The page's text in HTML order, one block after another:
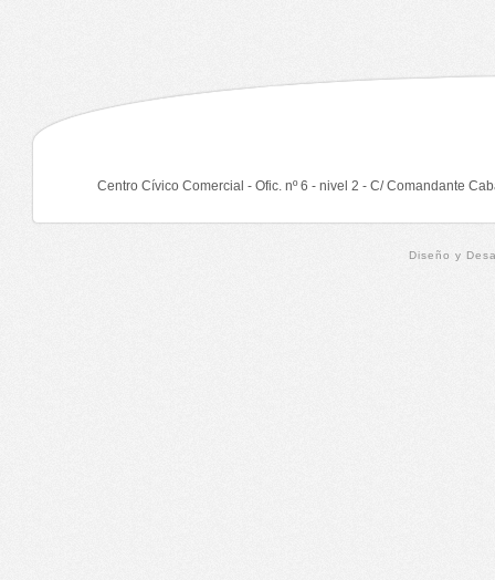
Centro Cívico Comercial - Ofic. nº 6 - nivel 2 - C/ Comandante
Diseño y